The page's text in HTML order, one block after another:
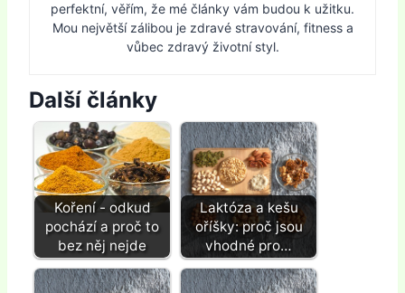
perfektní, věřím, že mé články vám budou k užitku.
Mou největší zálibou je zdravé stravování, fitness a
vůbec zdravý životní styl.
Další články
Koření - odkud
pochází a proč to
bez něj nejde
Laktóza a kešu
oříšky: proč jsou
vhodné pro…